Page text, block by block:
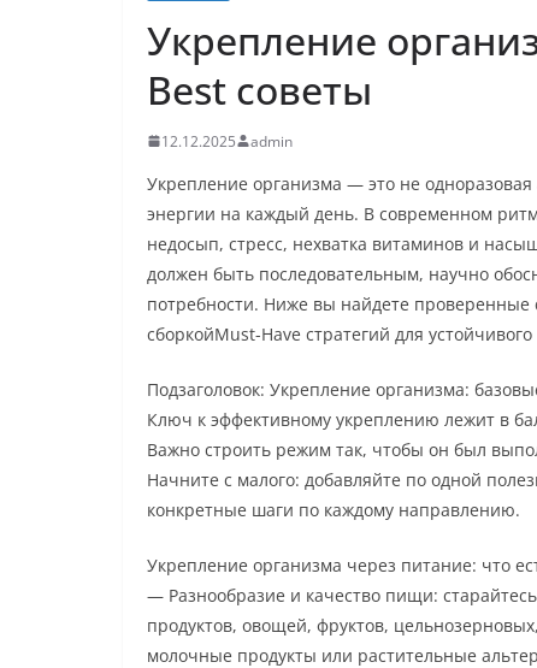
Укрепление
Best советы
12.12.2025 admin
Укрепление организма — это не
энергии на каждый день. В современном
недосып, стресс, нехватка витаминов и
должен быть последовательным, научно
потребности. Ниже вы найдете проверенные
сборкойMust-Have стратегий для
Подзаголовок: Укрепление организма:
Ключ к эффективному укреплению лежит в
Важно строить режим так, чтобы он был
Начните с малого: добавляйте по одной
конкретные шаги по каждому направлению.
Укрепление организма через питание: что
— Разнообразие и качество пищи:
продуктов, овощей, фруктов,
молочные продукты или растительные